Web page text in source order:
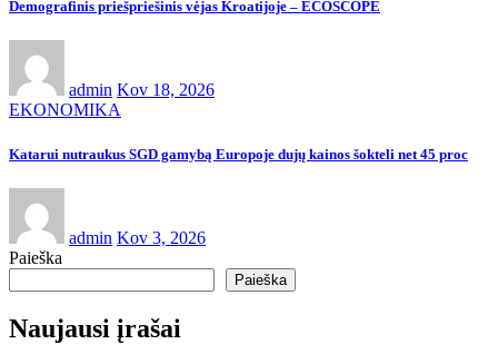
Demografinis priešpriešinis vėjas Kroatijoje – ECOSCOPE
admin Kov 18, 2026
EKONOMIKA
Katarui nutraukus SGD gamybą Europoje dujų kainos šokteli net 45 proc
admin Kov 3, 2026
Paieška
Paieška
Naujausi įrašai